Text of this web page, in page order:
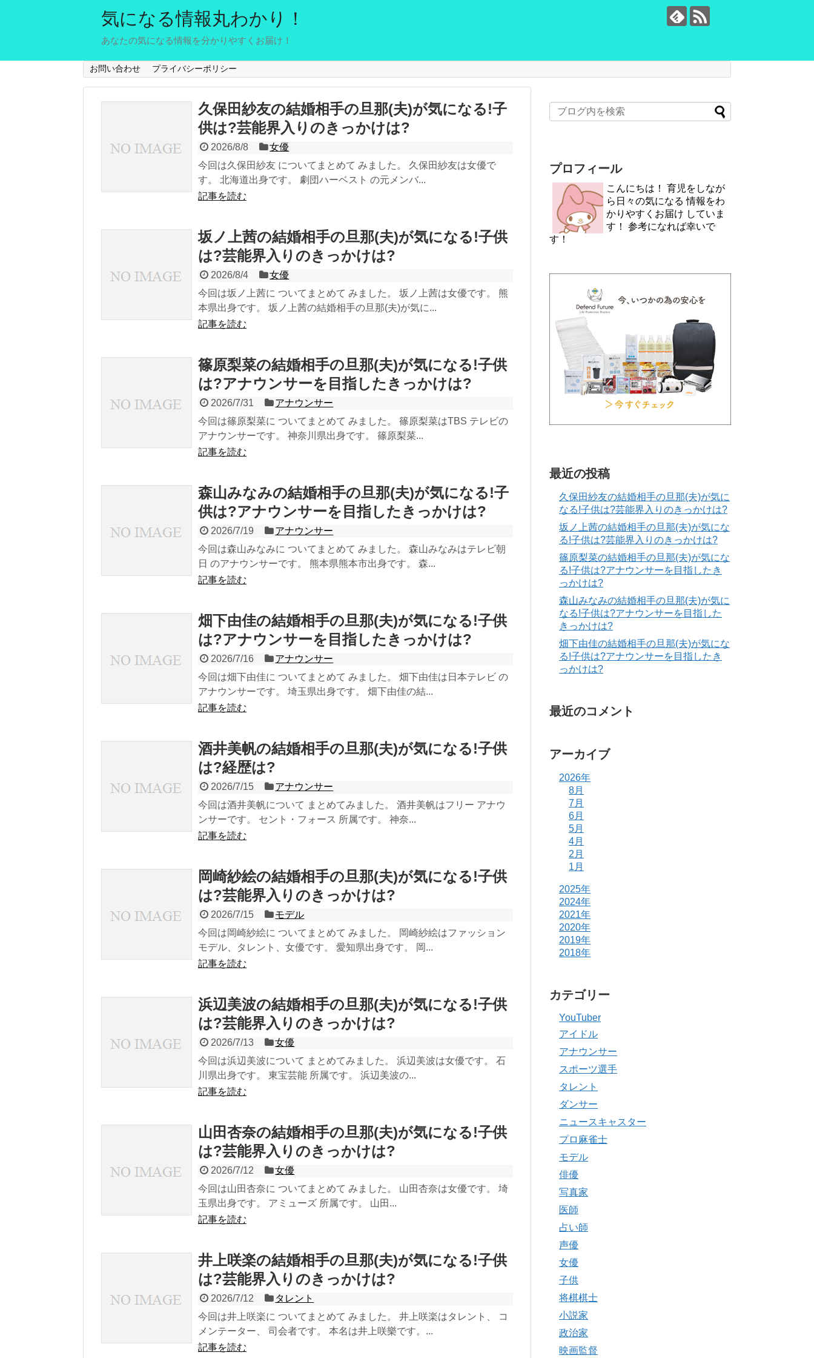
気になる情報丸わかり！
あなたの気になる情報を分かりやすくお届け！
お問い合わせ プライバシーポリシー
久保田紗友の結婚相手の旦那(夫)が気になる!子
供は?芸能界入りのきっかけは?
2026/8/8
女優
今回は久保田紗友 についてまとめて みました。 久保田紗友は女優で
す。 北海道出身です。 劇団ハーベスト の元メンバ...
記事を読む
坂ノ上茜の結婚相手の旦那(夫)が気になる!子供
は?芸能界入りのきっかけは?
2026/8/4
女優
今回は坂ノ上茜に ついてまとめて みました。 坂ノ上茜は女優です。 熊
本県出身です。 坂ノ上茜の結婚相手の旦那(夫)が気に...
記事を読む
篠原梨菜の結婚相手の旦那(夫)が気になる!子供
は?アナウンサーを目指したきっかけは?
2026/7/31
アナウンサー
今回は篠原梨菜に ついてまとめて みました。 篠原梨菜はTBS テレビの
アナウンサーです。 神奈川県出身です。 篠原梨菜...
記事を読む
森山みなみの結婚相手の旦那(夫)が気になる!子
供は?アナウンサーを目指したきっかけは?
2026/7/19
アナウンサー
今回は森山みなみに ついてまとめて みました。 森山みなみはテレビ朝
日 のアナウンサーです。 熊本県熊本市出身です。 森...
記事を読む
畑下由佳の結婚相手の旦那(夫)が気になる!子供
は?アナウンサーを目指したきっかけは?
2026/7/16
アナウンサー
今回は畑下由佳に ついてまとめて みました。 畑下由佳は日本テレビ の
アナウンサーです。 埼玉県出身です。 畑下由佳の結...
記事を読む
酒井美帆の結婚相手の旦那(夫)が気になる!子供
は?経歴は?
2026/7/15
アナウンサー
今回は酒井美帆について まとめてみました。 酒井美帆はフリー アナウ
ンサーです。 セント・フォース 所属です。 神奈...
記事を読む
岡崎紗絵の結婚相手の旦那(夫)が気になる!子供
は?芸能界入りのきっかけは?
2026/7/15
モデル
今回は岡崎紗絵に ついてまとめて みました。 岡崎紗絵はファッション
モデル、タレント、女優です。 愛知県出身です。 岡...
記事を読む
浜辺美波の結婚相手の旦那(夫)が気になる!子供
は?芸能界入りのきっかけは?
2026/7/13
女優
今回は浜辺美波について まとめてみました。 浜辺美波は女優です。 石
川県出身です。 東宝芸能 所属です。 浜辺美波の...
記事を読む
山田杏奈の結婚相手の旦那(夫)が気になる!子供
は?芸能界入りのきっかけは?
2026/7/12
女優
今回は山田杏奈に ついてまとめて みました。 山田杏奈は女優です。 埼
玉県出身です。 アミューズ 所属です。 山田...
記事を読む
井上咲楽の結婚相手の旦那(夫)が気になる!子供
は?芸能界入りのきっかけは?
2026/7/12
タレント
今回は井上咲楽に ついてまとめて みました。 井上咲楽はタレント、 コ
メンテーター、 司会者です。 本名は井上咲樂です。...
記事を読む
プロフィール
こんにちは！ 育児をしなが
ら日々の気になる 情報をわ
かりやすくお届け していま
す！ 参考になれば幸いで
す！
最近の投稿
久保田紗友の結婚相手の旦那(夫)が気に
なる!子供は?芸能界入りのきっかけは?
坂ノ上茜の結婚相手の旦那(夫)が気にな
る!子供は?芸能界入りのきっかけは?
篠原梨菜の結婚相手の旦那(夫)が気にな
る!子供は?アナウンサーを目指したき
っかけは?
森山みなみの結婚相手の旦那(夫)が気に
なる!子供は?アナウンサーを目指した
きっかけは?
畑下由佳の結婚相手の旦那(夫)が気にな
る!子供は?アナウンサーを目指したき
っかけは?
最近のコメント
アーカイブ
2026年
8月
7月
6月
5月
4月
2月
1月
2025年
2024年
2021年
2020年
2019年
2018年
カテゴリー
YouTuber
アイドル
アナウンサー
スポーツ選手
タレント
ダンサー
ニュースキャスター
プロ麻雀士
モデル
俳優
写真家
医師
占い師
声優
女優
子供
将棋棋士
小説家
政治家
映画監督